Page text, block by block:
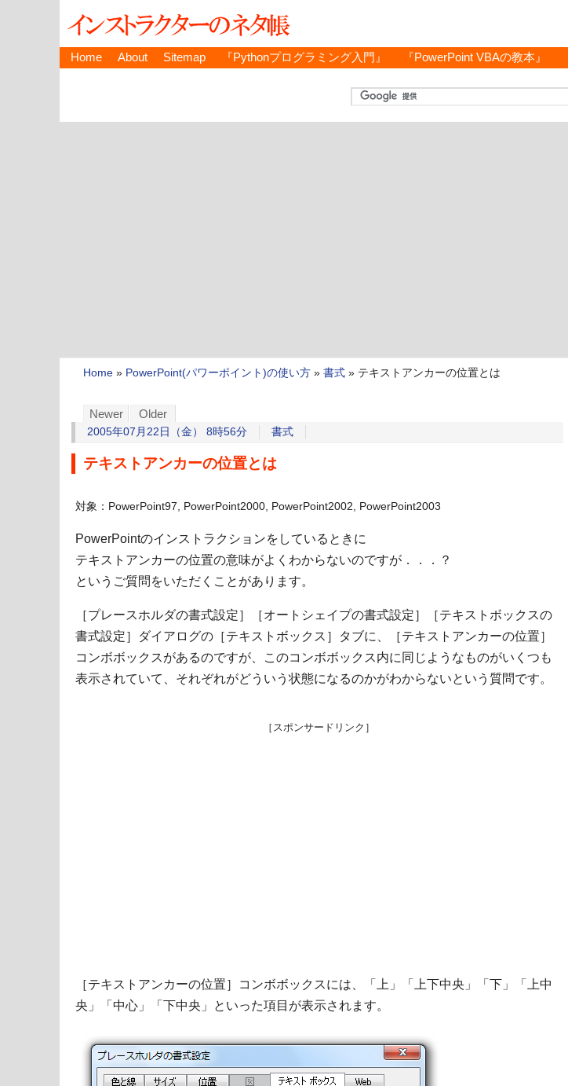
Home About Sitemap 『Pythonプログラミング入門』 『PowerPoint VBAの教本』
Home » PowerPoint(パワーポイント)の使い方 » 書式 » テキストアンカーの位置とは
Newer Older
2005年07月22日（金） 8時56分 書式
テキストアンカーの位置とは
対象：PowerPoint97, PowerPoint2000, PowerPoint2002, PowerPoint2003
PowerPointのインストラクションをしているときに
テキストアンカーの位置の意味がよくわからないのですが．．．？
というご質問をいただくことがあります。
［プレースホルダの書式設定］［オートシェイプの書式設定］［テキストボックスの
書式設定］ダイアログの［テキストボックス］タブに、［テキストアンカーの位置］
コンボボックスがあるのですが、このコンボボックス内に同じようなものがいくつも
表示されていて、それぞれがどういう状態になるのかがわからないという質問です。
［スポンサードリンク］
［テキストアンカーの位置］コンボボックスには、「上」「上下中央」「下」「上中
央」「中心」「下中央」といった項目が表示されます。